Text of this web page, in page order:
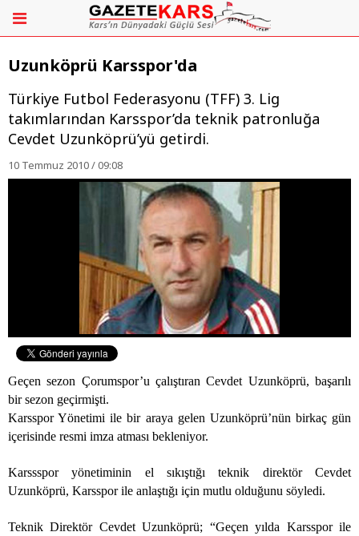
Uzunköprü Karsspor'da
Türkiye Futbol Federasyonu (TFF) 3. Lig
takımlarından Karsspor’da teknik patronluğa
Cevdet Uzunköprü’yü getirdi.
10 Temmuz 2010 / 09:08
Geçen sezon Çorumspor’u çalıştıran Cevdet Uzunköprü, başarılı
bir sezon geçirmişti.
Karsspor Yönetimi ile bir araya gelen Uzunköprü’nün birkaç gün
içerisinde resmi imza atması bekleniyor.
Karssspor yönetiminin el sıkıştığı teknik direktör Cevdet
Uzunköprü, Karsspor ile anlaştığı için mutlu olduğunu söyledi.
Teknik Direktör Cevdet Uzunköprü; “Geçen yılda Karsspor ile